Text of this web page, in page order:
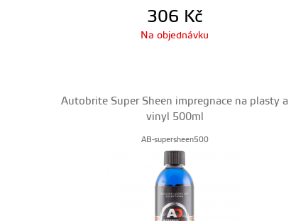
306 Kč
Na objednávku
Autobrite Super Sheen impregnace na plasty a
vinyl 500ml
AB-supersheen500